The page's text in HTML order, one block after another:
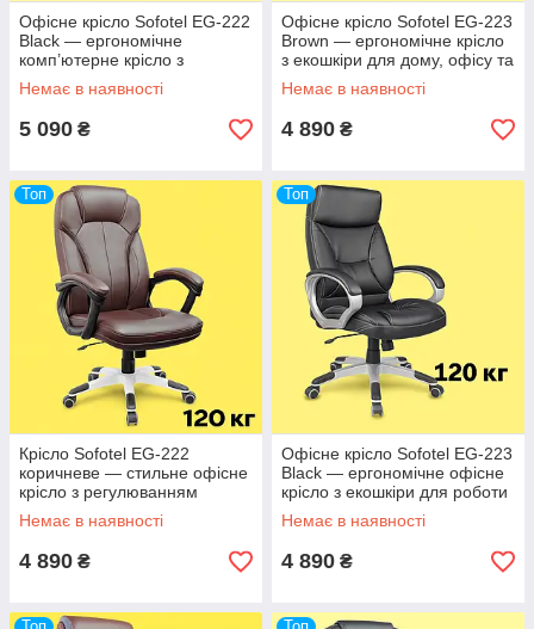
Офісне крісло Sofotel EG-222
Black — ергономічне
комп’ютерне крісло з
екошкіри для дому та офісу
Немає в наявності
5 090 ₴
Офісне крісло Sofotel EG-223
Brown — ергономічне крісло
з екошкіри для дому, офісу та
керівників
Немає в наявності
4 890 ₴
Топ
Крісло Sofotel EG-222
коричневе — стильне офісне
крісло з регулюванням
висоти, нахилу та
підлокітників
Немає в наявності
4 890 ₴
Топ
Офісне крісло Sofotel EG-223
Black — ергономічне офісне
крісло з екошкіри для роботи
та дому
Немає в наявності
4 890 ₴